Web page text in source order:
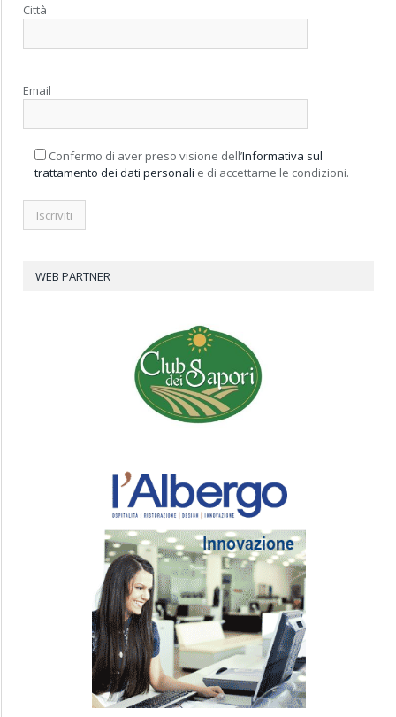
Città
Email
Confermo di aver preso visione dell’Informativa sul
trattamento dei dati personali e di accettarne le condizioni.
WEB PARTNER